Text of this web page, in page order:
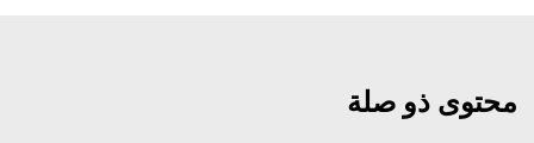
محتوى ذو صلة